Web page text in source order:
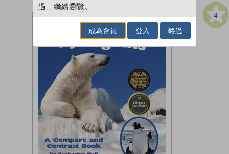
4
過」繼續瀏覽。
成為會員 登入 略過